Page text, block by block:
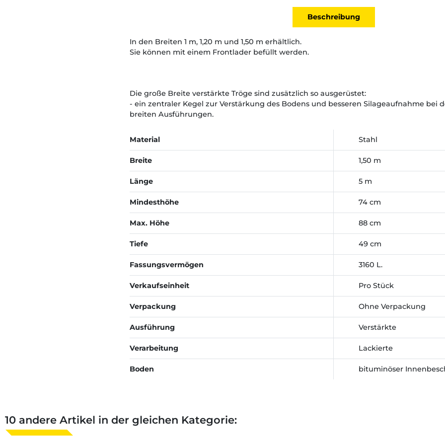
Beschreibung
In den Breiten 1 m, 1,20 m und 1,50 m erhältlich.
Sie können mit einem Frontlader befüllt werden.
Die große Breite verstärkte Tröge sind zusätzlich so ausgerüstet:
- ein zentraler Kegel zur Verstärkung des Bodens und besseren Silageaufnahme bei
breiten Ausführungen.
Material Stahl
Breite 1,50 m
Länge 5 m
Mindesthöhe 74 cm
Max. Höhe 88 cm
Tiefe 49 cm
Fassungsvermögen 3160 L.
Verkaufseinheit Pro Stück
Verpackung Ohne Verpackung
Ausführung Verstärkte
Verarbeitung Lackierte
Boden bituminöser
10 andere Artikel in der gleichen Kategorie: